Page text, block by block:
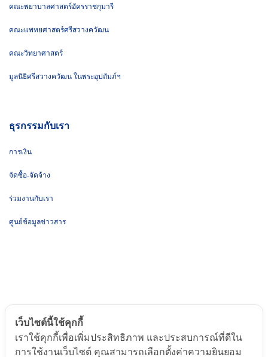
คณะพยาบาลศาสตร์อัครราชกุมารี
คณะแพทยศาสตร์ศรีสวางควัฒน
คณะวิทยาศาสตร์
มูลนิธิศรีสวางควัฒน ในพระอุปถัมภ์ฯ
ธุรกรรมกับเรา
การเงิน
จัดซื้อ-จัดจ้าง
ร่วมงานกับเรา
ศูนย์ข้อมูลข่าวสาร
© ๒๐๒๕ by Chulabhorn. All Rights Reserved
เว็บไซต์นี้ใช้คุกกี้
เราใช้คุกกี้เพื่อเพิ่มประสิทธิภาพ และประสบการณ์ที่ดีใน
การใช้งานเว็บไซต์ คุณสามารถเลือกตั้งค่าความยินยอม